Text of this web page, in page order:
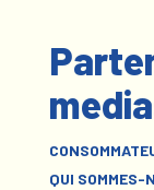
QUI SOMMES-